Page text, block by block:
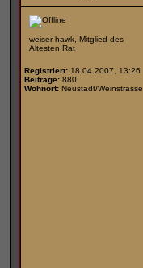
weiser hawk, Mitglied des
Ältesten Rat
Registriert: 18.04.2007, 13:26
Beiträge: 880
Wohnort: Neustadt/Weinstrasse